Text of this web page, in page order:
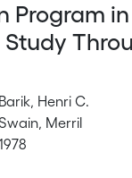
Program
Study
Barik, Henri C.
Swain, Merril